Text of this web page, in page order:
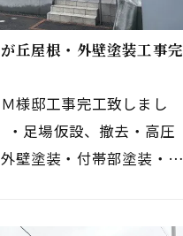
丘屋根・外壁塗装工事完
様邸工事完工致しまし
壁塗装・付帯部塗装・ベ